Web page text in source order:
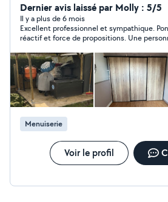
votre demande privée comme « lue
m'autorise pas à répondre,
mauvaise catégorie ou de secteur
cas, appelez-moi directement via le
mon profil ou mon site internet. Tonte et entretien
régulier Taille de haies et d'arbustes Débroussaillage et
remise en état Désherbage et entretien des massifs
Nettoyage des allées et terrasses Ramassage et
évacuation des déchets verts
ou régulières, travail soigné et devis clair.
complémentaires sur demande :
manutention, nettoyage ou besoin
Demande étudiée directement ou
professionnel adapté. Petit jardinage : crédit d'impôt de
Dernier avis laissé par Molly : 5/5
Il y a plus de 6 mois
Excellent professionnel et sympathique.
réactif et force de propositions. Une
Menuiserie
Voir le profil